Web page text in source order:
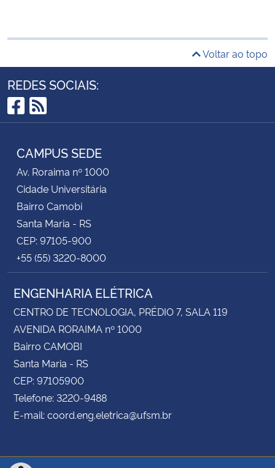
Voltar ao topo
REDES SOCIAIS:
Facebook
RSS
CAMPUS SEDE
Av. Roraima nº 1000
Cidade Universitária
Bairro Camobi
Santa Maria - RS
CEP: 97105-900
+55 (55) 3220-8000
ENGENHARIA ELÉTRICA
CENTRO DE TECNOLOGIA, PRÉDIO 7, SALA 119
AVENIDA RORAIMA nº 1000
Bairro CAMOBI
Santa Maria - RS
CEP: 97105900
Telefone: 3220-9488
E-mail: coord.eng.eletrica@ufsm.br